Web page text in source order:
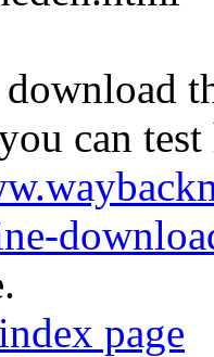
can
page